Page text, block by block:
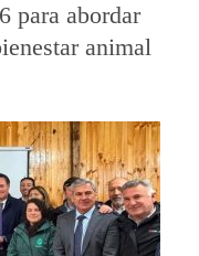
para abordar
animal